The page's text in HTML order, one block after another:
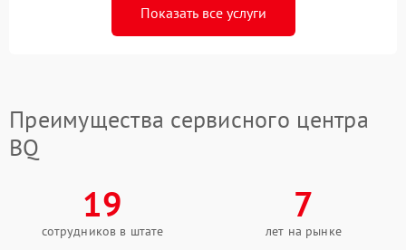
Показать все услуги
Преимущества сервисного центра
BQ
19
сотрудников в штате
7
лет на рынке